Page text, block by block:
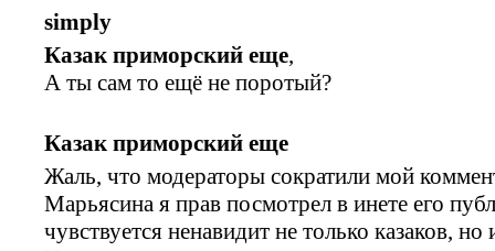
simply
Казак приморский еще,
А ты сам то ещё не поротый?
Казак приморский еще
Жаль, что модераторы сократили мой
Марьясина я прав посмотрел в инете его
чувствуется ненавидит не только казаков,